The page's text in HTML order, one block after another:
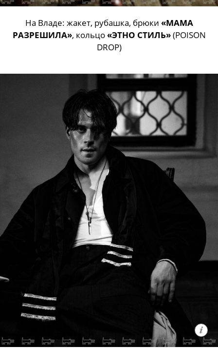
На Владе: жакет, рубашка, брюки «МАМА
РАЗРЕШИЛА», кольцо«ЭТНО СТИЛЬ»(POISON
DROP)